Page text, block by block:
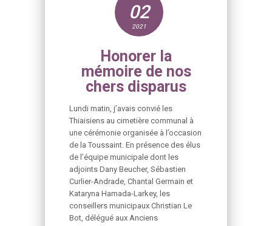
02
2021
Honorer la
mémoire de nos
chers disparus
Lundi matin, j’avais convié les
Thiaisiens au cimetière communal à
une cérémonie organisée à l’occasion
de la Toussaint. En présence des élus
de l’équipe municipale dont les
adjoints Dany Beucher, Sébastien
Curlier-Andrade, Chantal Germain et
Kataryna Hamada-Larkey, les
conseillers municipaux Christian Le
Bot, délégué aux Anciens